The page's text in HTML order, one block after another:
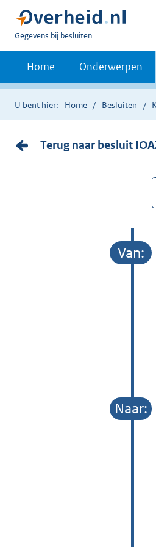
U
bent
Gegevens bij besluiten
Home Onderwerpen
U bent hier: Home Besluiten
Terug naar besluit